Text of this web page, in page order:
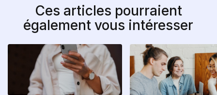
Ces articles pourraient
également vous intéresser